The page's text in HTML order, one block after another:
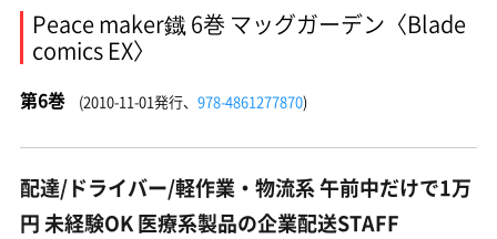
Peace maker鐡 6巻 マッグガーデン〈Blade
comics EX〉
第6巻 (2010-11-01発行、 978-4861277870)
配達/ドライバー/軽作業・物流系 午前中だけで1万
円 未経験OK 医療系製品の企業配送STAFF